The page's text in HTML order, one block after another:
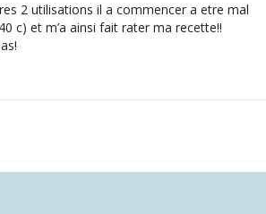
2 utilisations il a commencer a etre mal
c) et m’a ainsi fait rater ma recette!!